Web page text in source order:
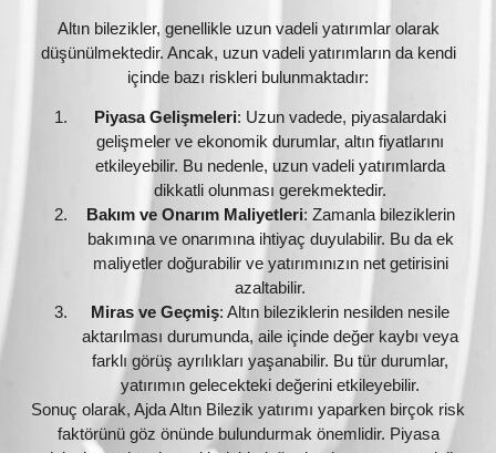
Altın bilezikler, genellikle uzun vadeli yatırımlar olarak
düşünülmektedir. Ancak, uzun vadeli yatırımların da kendi
içinde bazı riskleri bulunmaktadır:
Piyasa Gelişmeleri: Uzun vadede, piyasalardaki
gelişmeler ve ekonomik durumlar, altın fiyatlarını
etkileyebilir. Bu nedenle, uzun vadeli yatırımlarda
dikkatli olunması gerekmektedir.
Bakım ve Onarım Maliyetleri: Zamanla bileziklerin
bakımına ve onarımına ihtiyaç duyulabilir. Bu da ek
maliyetler doğurabilir ve yatırımınızın net getirisini
azaltabilir.
Miras ve Geçmiş: Altın bileziklerin nesilden nesile
aktarılması durumunda, aile içinde değer kaybı veya
farklı görüş ayrılıkları yaşanabilir. Bu tür durumlar,
yatırımın gelecekteki değerini etkileyebilir.
Sonuç olarak, Ajda Altın Bilezik yatırımı yaparken birçok risk
faktörünü göz önünde bulundurmak önemlidir. Piyasa